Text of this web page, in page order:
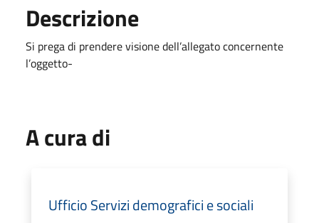
Descrizione
Si prega di prendere visione dell’allegato concernente
l’oggetto-
A cura di
Ufficio Servizi demografici e sociali